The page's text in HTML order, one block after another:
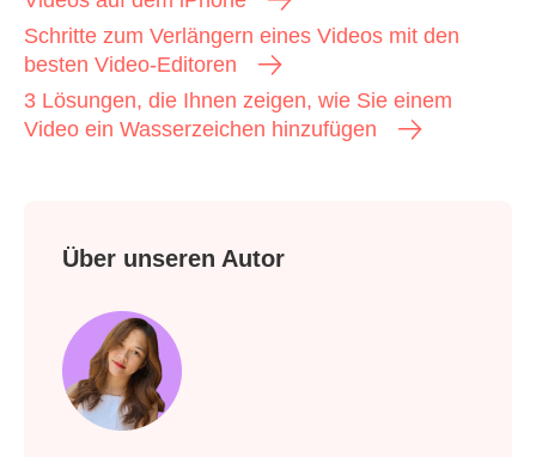
Schritte zum Verlängern eines Videos mit den
besten Video-Editoren
3 Lösungen, die Ihnen zeigen, wie Sie einem
Video ein Wasserzeichen hinzufügen
Über unseren Autor